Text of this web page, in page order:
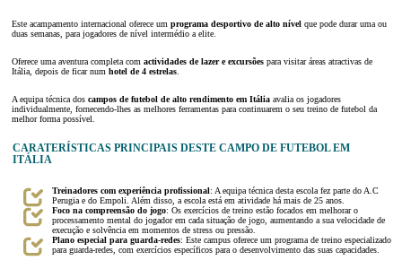
Este acampamento internacional oferece um programa desportivo de alto nível que pode durar uma ou
duas semanas, para jogadores de nível intermédio a elite.
Oferece uma aventura completa com actividades de lazer e excursões para visitar áreas atractivas de
Itália, depois de ficar num hotel de 4 estrelas
A equipa técnica dos campos de futebol de alto rendimento em Itália avalia os jogadores
individualmente, fornecendo-lhes as melhores ferramentas para continuarem o seu treino de futebol da
melhor forma possível.
CARATERÍSTICAS PRINCIPAIS DESTE CAMPO DE FUTEBOL EM
ITÁLIA
Treinadores com experiência profissional: A equipa técnica desta escola fez parte do A.C
Perugia e do Empoli. Além disso, a escola está em atividade há mais de 25 anos.
Foco na compreensão do jogo: Os exercícios de treino estão focados em melhorar o
processamento mental do jogador em cada situação de jogo, aumentando a sua velocidade de
execução e solvência em momentos de stress ou pressão.
Plano especial para guarda-redes: Este campus oferece um programa de treino especializado
para guarda-redes, com exercícios específicos para o desenvolvimento das suas capacidades.